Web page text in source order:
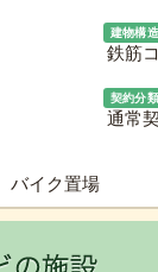
建物構造
鉄筋
契約分類
通常
イク置場